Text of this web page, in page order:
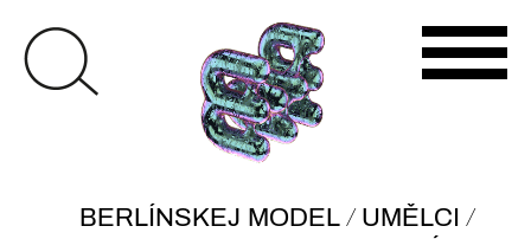
BERLÍNSKEJ MODEL / UMĚLCI /